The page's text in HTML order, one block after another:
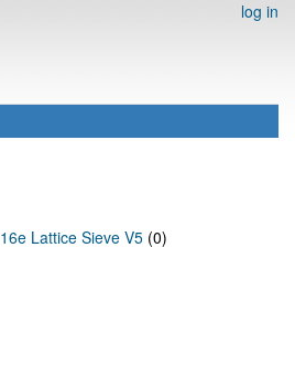
log in
16e Lattice Sieve V5 (0)